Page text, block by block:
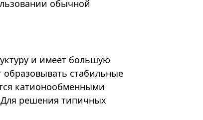
обычной
и имеет большую
образовывать стабильные
катионообменными
Для решения типичных